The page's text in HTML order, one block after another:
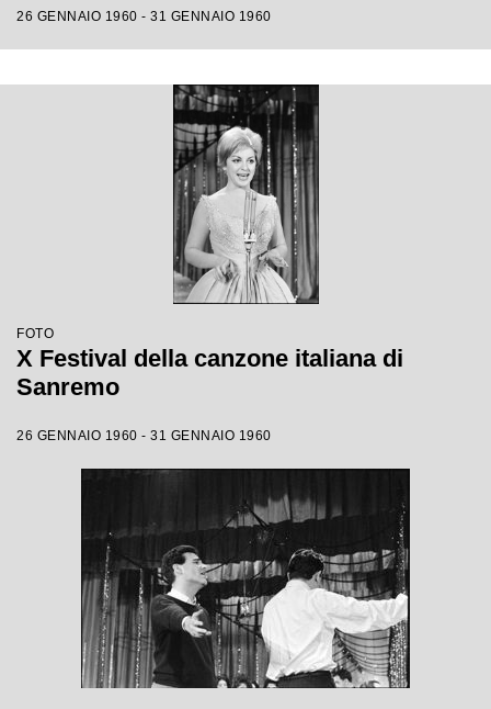
26 GENNAIO 1960 - 31 GENNAIO 1960
FOTO
X Festival della canzone italiana di
Sanremo
26 GENNAIO 1960 - 31 GENNAIO 1960